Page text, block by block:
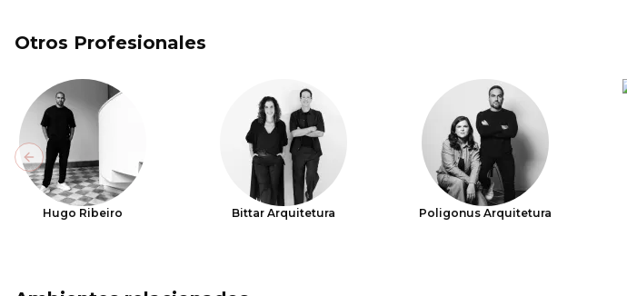
Otros Profesionales
Hugo Ribeiro Bittar Arquitetura Poligonus Arquitetura
Previous slide